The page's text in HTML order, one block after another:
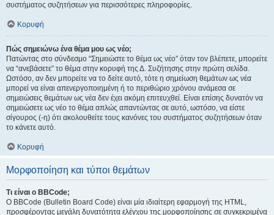
συστήματος συζητήσεων για περισσότερες πληροφορίες.
Κορυφή
Πώς σημειώνω ένα θέμα μου ως νέο;
Πατώντας στο σύνδεσμο “Σημειώστε το θέμα ως νέο” όταν τον βλέπετε, μπορείτε
να “ανεβάσετε” το θέμα στην κορυφή της Δ. Συζήτησης στην πρώτη σελίδα.
Ωστόσο, αν δεν μπορείτε να το δείτε αυτό, τότε η σημείωση θεμάτων ως νέα
μπορεί να είναι απενεργοποιημένη ή το περιθώριο χρόνου ανάμεσα σε
σημειώσεις θεμάτων ως νέα δεν έχει ακόμη επιτευχθεί. Είναι επίσης δυνατόν να
σημειώσετε ως νέο το θέμα απλώς απαντώντας σε αυτό, ωστόσο, να είστε
σίγουρος (-η) ότι ακολουθείτε τους κανόνες του συστήματος συζητήσεων όταν
το κάνετε αυτό.
Κορυφή
Μορφοποίηση και τύποι θεμάτων
Τι είναι ο BBCode;
Ο BBCode (Bulletin Board Code) είναι μία ιδιαίτερη εφαρμογή της HTML,
προσφέροντας μεγάλη δυνατότητα ελέγχου της μορφοποίησης σε συγκεκριμένα